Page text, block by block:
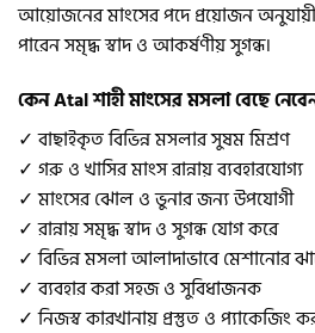
আয়োজনের মাংসের পদে প্রয়োজন অনুযায়ী
পারেন সমৃদ্ধ স্বাদ ও আকর্ষণীয় সুগন্ধ।
কেন Atal শাহী মাংসের মসলা বেছে
✓ বাছাইকৃত বিভিন্ন মসলার সুষম মিশ্রণ
✓ গরু ও খাসির মাংস রান্নায় ব্যবহারযোগ্য
✓ মাংসের ঝোল ও ভুনার জন্য উপযোগী
✓ রান্নায় সমৃদ্ধ স্বাদ ও সুগন্ধ যোগ করে
✓ বিভিন্ন মসলা আলাদাভাবে মেশানোর
✓ ব্যবহার করা সহজ ও সুবিধাজনক
✓ নিজস্ব কারখানায় প্রস্তুত ও প্যাকেজিং